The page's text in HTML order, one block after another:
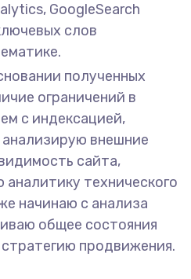
GoogleSearch
слов
полученных
ограничений в
с индексацией,
анализирую внешние
сайта,
технического
начинаю с анализа
общее состояния
продвижения.